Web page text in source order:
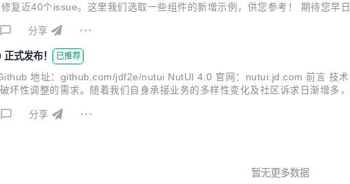
复近40个issue。这里我们选取一些组件的新增示例，供您参考！ 期待您早
分享
式发布！ 已推荐
地址：github.com/jdf2e/nutui NutUI 4.0 官网：nutui.jd.com 前言 技
坏性调整的需求。随着我们自身承接业务的多样性变化及社区诉求日渐增
分享
暂无更多数据